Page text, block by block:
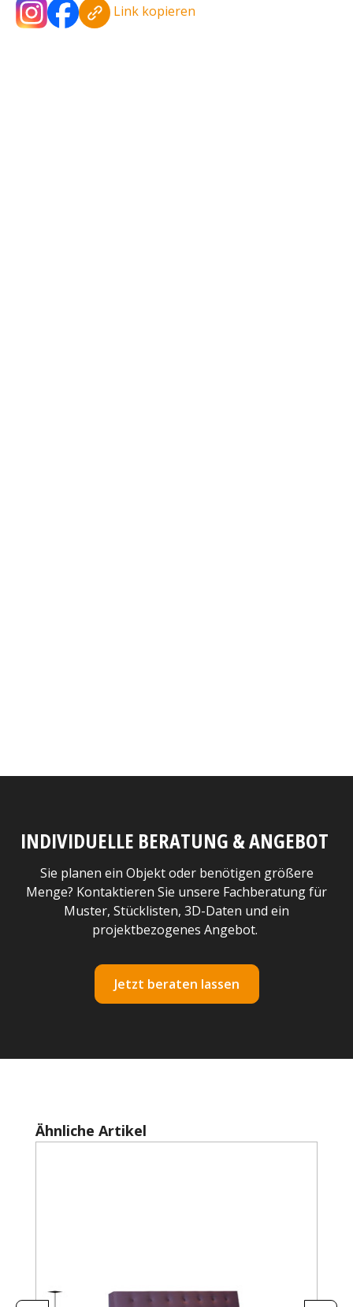
Link kopieren
INDIVIDUELLE BERATUNG & ANGEBOT
Sie planen ein Objekt oder benötigen größere
Menge? Kontaktieren Sie unsere Fachberatung für
Muster, Stücklisten, 3D-Daten und ein
projektbezogenes Angebot.
Jetzt beraten lassen
Produktgalerie überspringen
Ähnliche Artikel